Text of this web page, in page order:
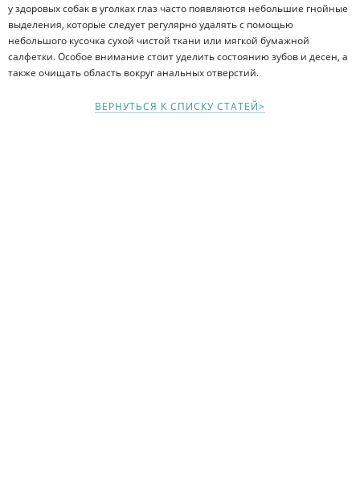
у здоровых собак в уголках глаз часто появляются небольшие гнойные
выделения, которые следует регулярно удалять с помощью
небольшого кусочка сухой чистой ткани или мягкой бумажной
салфетки. Особое внимание стоит уделить состоянию зубов и десен, а
также очищать область вокруг анальных отверстий.
ВЕРНУТЬСЯ К СПИСКУ СТАТЕЙ